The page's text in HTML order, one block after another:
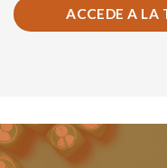
ACCEDE A LA